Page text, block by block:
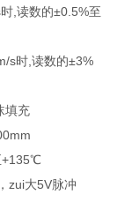
,读数的±0.5%至
s时,读数的±3%
填充
+135℃
zui大5V脉冲